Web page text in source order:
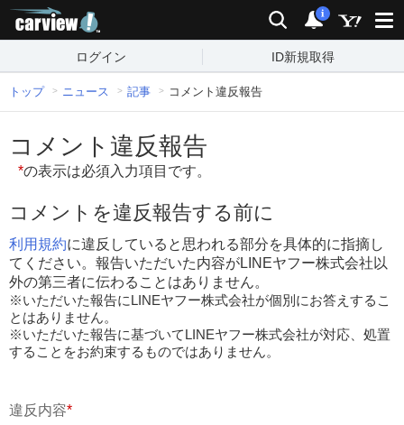
検索 通知
i
ログイン ID新規取得
トップ ニュース 記事 コメント違反報告
コメント違反報告
*の表示は必須入力項目です。
コメントを違反報告する前に
利用規約に違反していると思われる部分を具体的に指摘し
てください。報告いただいた内容がLINEヤフー株式会社以
外の第三者に伝わることはありません。
※いただいた報告にLINEヤフー株式会社が個別にお答えするこ
とはありません。
※いただいた報告に基づいてLINEヤフー株式会社が対応、処置
することをお約束するものではありません。
違反内容*